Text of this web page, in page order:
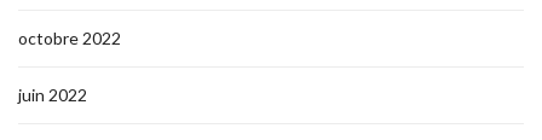
octobre 2022
juin 2022